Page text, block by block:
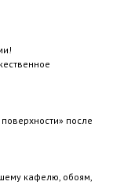
после
кафелю, обоям,